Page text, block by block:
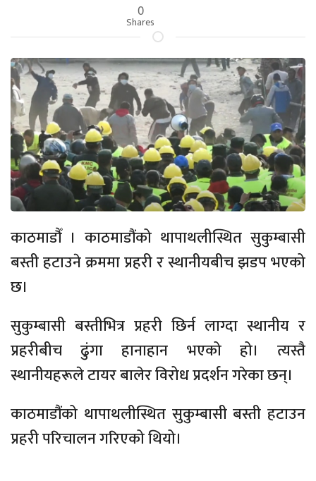
0
Shares
काठमाडौँ । काठमाडौंको थापाथलीस्थित सुकुम्बासी
बस्ती हटाउने क्रममा प्रहरी र स्थानीयबीच झडप भएको
छ।
सुकुम्बासी बस्तीभित्र प्रहरी छिर्न लाग्दा स्थानीय र
प्रहरीबीच ढुंगा हानाहान भएको हो। त्यस्तै
स्थानीयहरूले टायर बालेर विरोध प्रदर्शन गरेका छन्।
काठमाडौंको थापाथलीस्थित सुकुम्बासी बस्ती हटाउन
प्रहरी परिचालन गरिएको थियो।